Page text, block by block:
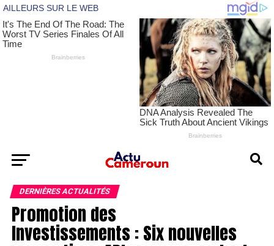
DERNIÈRES ACTUALITÉS
Promotion des
Investissements : Six nouvelles